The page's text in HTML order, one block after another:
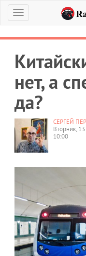
Меню
нет, а
да?
СЕРГЕЙ
Вторник,
10:00